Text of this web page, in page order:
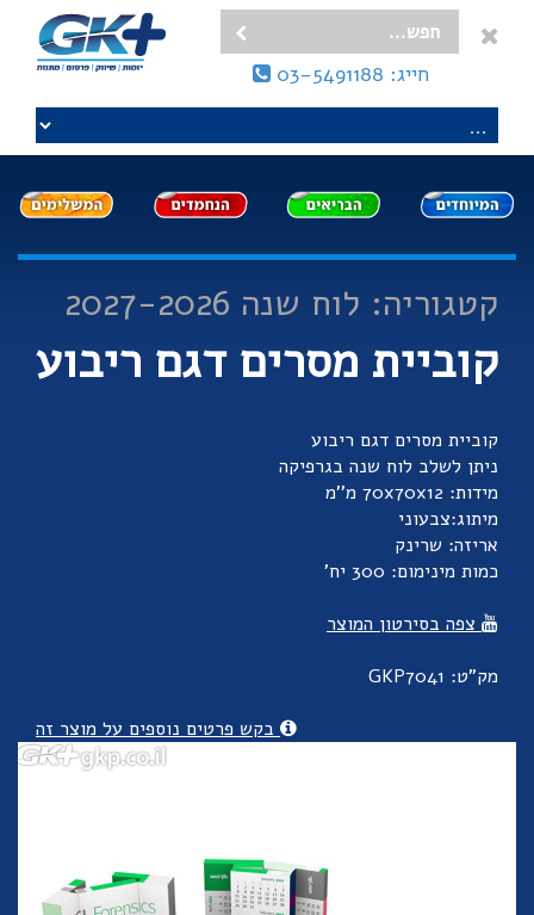
חייג: 03-5491188
קטגוריה: לוח שנה 2027-2026
קוביית מסרים דגם ריבוע
קוביית מסרים דגם ריבוע
ניתן לשלב לוח שנה בגרפיקה
מידות: 70x70x12 מ''מ
מיתוג:צבעוני
אריזה: שרינק
כמות מינימום: 300 יח'
צפה בסירטון המוצר
מק"ט: GKP7041
בקש פרטים נוספים על מוצר זה